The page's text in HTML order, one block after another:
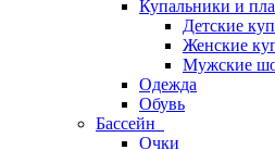
Купальники и
Детские
Женские
Мужские
Одежда
Обувь
Бассейн
Очки